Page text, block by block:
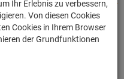
Harry
Ihr Erlebnis zu verbessern,
Von diesen Cookies
Cookies in Ihrem Browser
der Grundfunktionen